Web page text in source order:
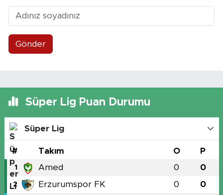
Gönder
Süper Lig Puan Durumu
Süper Lig
# Takım O P
1 Amed 0 0
2 Erzurumspor FK 0 0